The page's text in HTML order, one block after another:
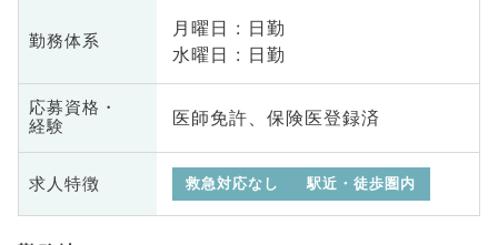
勤務体系
月曜日 : 日勤
水曜日 : 日勤
応募資格・
経験
医師免許、保険医登録済
求人特徴 救急対応なし 駅近・徒歩圏内